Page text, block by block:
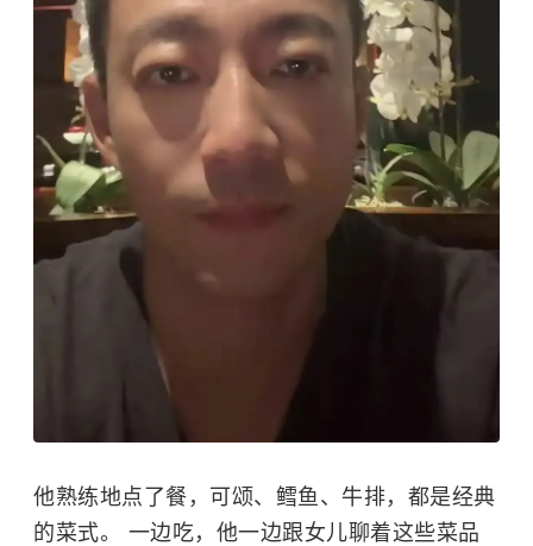
他熟练地点了餐，可颂、 鳕鱼、牛排，都是经典
的菜式。 一边吃，他一边跟女儿聊着这些菜品